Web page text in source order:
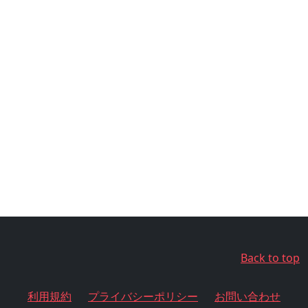
Back to top
利用規約 プライバシーポリシー お問い合わせ